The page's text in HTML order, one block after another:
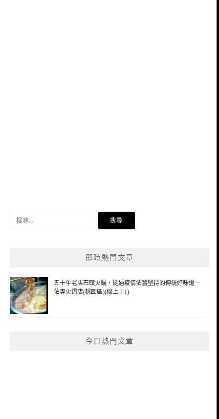
即時熱門文章
五十年老店石頭火鍋，挺過疫情依舊堅持的傳統好味道－
佑專火鍋店(桃園區)(線上：1)
今日熱門文章